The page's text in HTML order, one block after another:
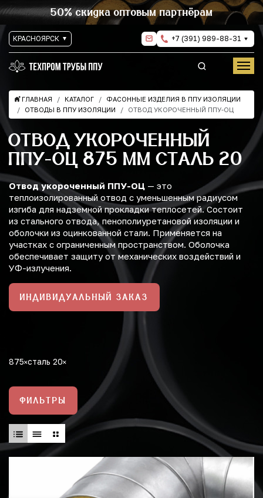
50% скидка оптовым партнёрам
КРАСНОЯРСК +7 (391) 989-88-31
ГЛАВНАЯ КАТАЛОГ
ФАСОННЫЕ ИЗДЕЛИЯ В ППУ ИЗОЛЯЦИИ
ОТВОДЫ В ППУ ИЗОЛЯЦИИ
ОТВОД УКОРОЧЕННЫЙ ППУ-ОЦ
ОТВОД УКОРОЧЕННЫЙ
ППУ-ОЦ 875 ММ СТАЛЬ 20
Отвод укороченный ППУ-ОЦ — это
теплоизолированный отвод с уменьшенным радиусом
изгиба для надземной прокладки теплосетей. Состоит
из стального отвода, пенополиуретановой изоляции и
оболочки из оцинкованной стали. Применяется на
участках с ограниченным пространством. Оболочка
обеспечивает защиту от механических воздействий и
УФ-излучения.
ИНДИВИДУАЛЬНЫЙ ЗАКАЗ
875 сталь 20
ФИЛЬТРЫ